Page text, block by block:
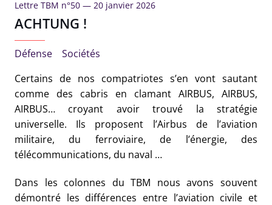
Lettre TBM n°50 — 20 janvier 2026
ACHTUNG !
Défense
Sociétés
Certains de nos compatriotes s’en vont sautant
comme des cabris en clamant AIRBUS, AIRBUS,
AIRBUS… croyant avoir trouvé la stratégie
universelle. Ils proposent l’Airbus de l’aviation
militaire, du ferroviaire, de l’énergie, des
télécommunications, du naval …
Dans les colonnes du TBM nous avons souvent
démontré les différences entre l’aviation civile et